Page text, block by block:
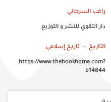
راغب السرجاني
دار التقوي للنشر و التوزيع
التاريخ -- تاريخ إسلامي
https://www.thebookhome.com?
b14844